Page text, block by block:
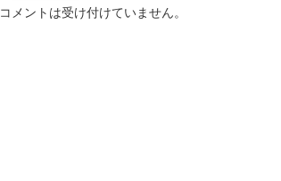
コメントは受け付けていません。